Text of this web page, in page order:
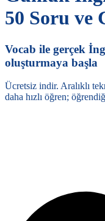
50 Soru ve
Vocab ile gerçek
oluşturmaya başla
Ücretsiz indir. Aralıklı
daha hızlı öğren;